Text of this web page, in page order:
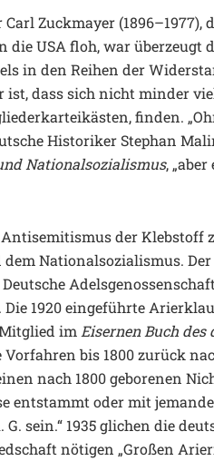
Zuckmayer
USA floh, war überzeugt
in den Reihen der
ist, dass sich nicht minder
finden.
Historiker Stephan
Nationalsozialismus,
der Klebstoff
Nationalsozialismus.
Die 1920 eingeführte
im Eisernen Buch
Vorfahren bis 1800 zurück
nach 1800 geborenen
entstammt oder mit
G. sein.“ 1935 glichen die
nötigen „Großen